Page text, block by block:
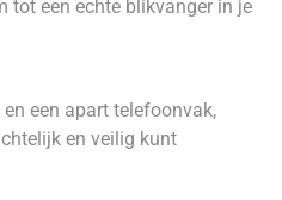
tot een echte blikvanger in je
een apart telefoonvak,
en veilig kunt